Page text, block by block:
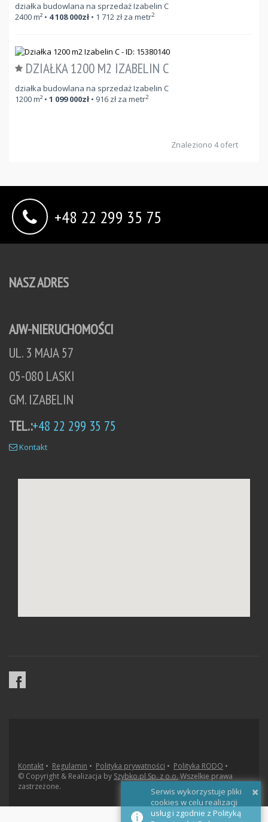
działka budowlana na sprzedaż Izabelin C
2400m² • 4 108 000zł • 1 712 zł za metr2
DZIAŁKA 1200 M2 IZABELIN C
działka budowlana na sprzedaż Izabelin C
1200m² • 1 099 000zł • 916 zł za metr2
Znaleziono 4 ofert
+48 22 299 35 75
NASZ ADRES
AJW-NIERUCHOMOŚCI
UL. 3 MAJA 57
05-080 LASKI
GM. IZABELIN
TEL.:+48 22 299 35 75
Kontakt
Kontakt • Regulamin • Polityka prywatności • Polityka RODO •
© Copyright & Realizacja by Szybko.pl Sp. z o.o. Wszelkie prawa
zastrzeżone.
×
Serwis wykorzystuje pliki
cookies w celu realizacji
usług i zgodnie z Polityką